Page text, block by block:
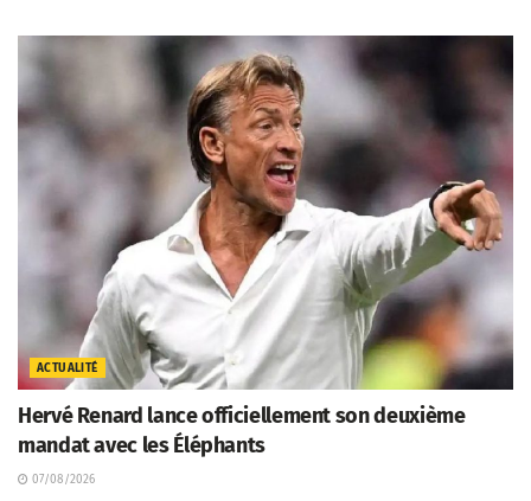
ACTUALITÉ
Hervé Renard lance officiellement son deuxième
mandat avec les Éléphants
07/08/2026